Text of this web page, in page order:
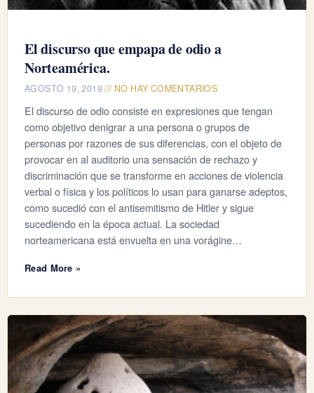
El discurso que empapa de odio a
Norteamérica.
AGOSTO 19, 2019 NO HAY COMENTARIOS
El discurso de odio consiste en expresiones que tengan
como objetivo denigrar a una persona o grupos de
personas por razones de sus diferencias, con el objeto de
provocar en al auditorio una sensación de rechazo y
discriminación que se transforme en acciones de violencia
verbal o física y los políticos lo usan para ganarse adeptos,
como sucedió con el antisemitismo de Hitler y sigue
sucediendo en la época actual. La sociedad
norteamericana está envuelta en una vorágine…
Read More »